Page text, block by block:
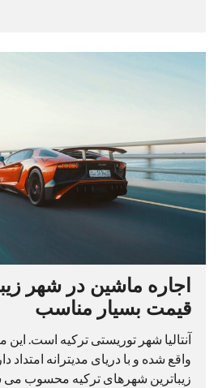
اجاره ماشین در شهر
قیمت بسیار مناسب
آنتالیا شهر توریستی ترکیه است.
واقع شده و با دریای مدیترانه امتداد
زیباترین شهرهای ترکیه محسوب می